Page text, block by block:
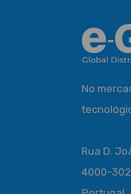
No
Rua D.
4000-